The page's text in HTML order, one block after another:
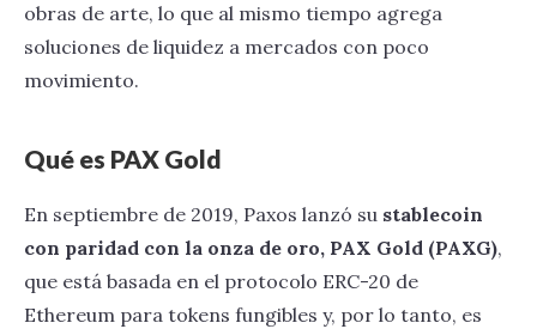
obras de arte, lo que al mismo tiempo agrega
soluciones de liquidez a mercados con poco
movimiento.
Qué es PAX Gold
En septiembre de 2019, Paxos lanzó su stablecoin
con paridad con la onza de oro, PAX Gold (PAXG),
que está basada en el protocolo ERC-20 de
Ethereum para tokens fungibles y, por lo tanto, es